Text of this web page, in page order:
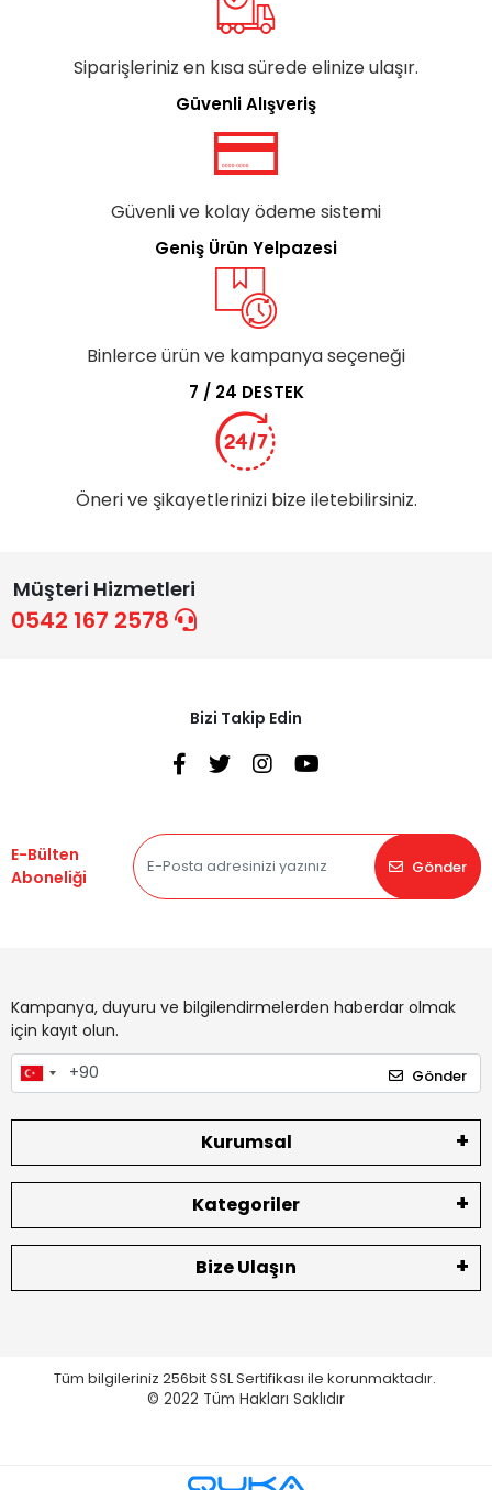
Siparişleriniz en kısa sürede elinize ulaşır.
Güvenli Alışveriş
Güvenli ve kolay ödeme sistemi
Geniş Ürün Yelpazesi
Binlerce ürün ve kampanya seçeneği
7 / 24 DESTEK
Öneri ve şikayetlerinizi bize iletebilirsiniz.
Müşteri Hizmetleri
0542 167 2578
Bizi Takip Edin
E-Bülten
Aboneliği
Gönder
Kampanya, duyuru ve bilgilendirmelerden haberdar olmak
için kayıt olun.
Gönder
Kurumsal
Kategoriler
Bize Ulaşın
Tüm bilgileriniz 256bit SSL Sertifikası ile korunmaktadır.
© 2022 Tüm Hakları Saklıdır